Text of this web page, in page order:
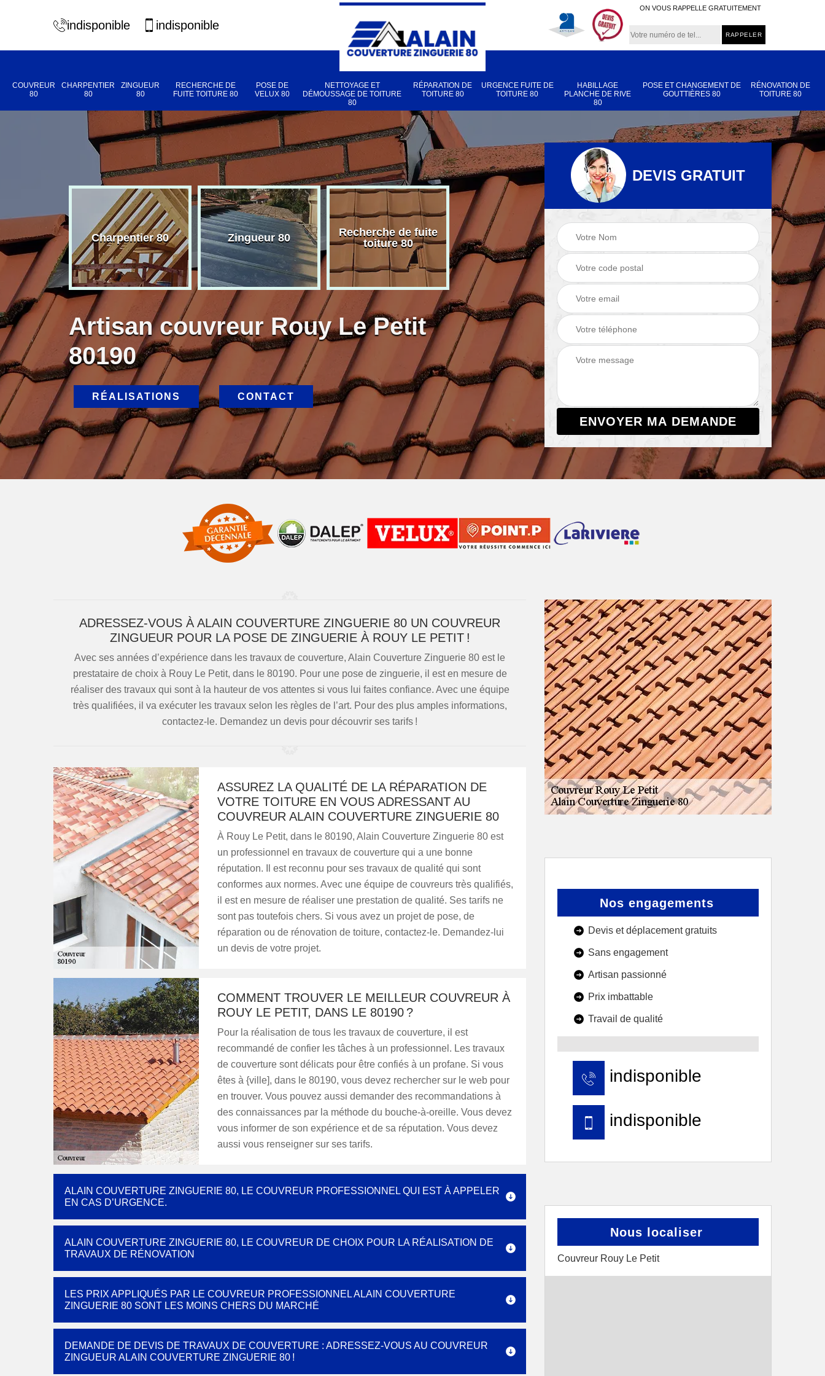
indisponible indisponible
ON VOUS RAPPELLE GRATUITEMENT
COUVREUR
80
CHARPENTIER
80
ZINGUEUR
80
RECHERCHE DE
FUITE TOITURE 80
POSE DE
VELUX 80
NETTOYAGE ET
DÉMOUSSAGE DE TOITURE
80
RÉPARATION DE
TOITURE 80
URGENCE FUITE DE
TOITURE 80
HABILLAGE
PLANCHE DE RIVE
80
POSE ET CHANGEMENT DE
GOUTTIÈRES 80
RÉNOVATION DE
TOITURE 80
80 Charpentier 80 Zingueur 80
Recherche de fuite
toiture 80
Pose de velux 80
Nettoyage et
démoussage de
toiture 80
Réparation de
toiture 80
Artisan couvreur Rouy Le Petit
80190
RÉALISATIONS CONTACT
DEVIS GRATUIT
ADRESSEZ-VOUS À ALAIN COUVERTURE ZINGUERIE 80 UN COUVREUR
ZINGUEUR POUR LA POSE DE ZINGUERIE À ROUY LE PETIT !
Avec ses années d’expérience dans les travaux de couverture, Alain Couverture Zinguerie 80 est le
prestataire de choix à Rouy Le Petit, dans le 80190. Pour une pose de zinguerie, il est en mesure de
réaliser des travaux qui sont à la hauteur de vos attentes si vous lui faites confiance. Avec une équipe
très qualifiées, il va exécuter les travaux selon les règles de l’art. Pour des plus amples informations,
contactez-le. Demandez un devis pour découvrir ses tarifs !
ASSUREZ LA QUALITÉ DE LA RÉPARATION DE
VOTRE TOITURE EN VOUS ADRESSANT AU
COUVREUR ALAIN COUVERTURE ZINGUERIE 80
À Rouy Le Petit, dans le 80190, Alain Couverture Zinguerie 80 est
un professionnel en travaux de couverture qui a une bonne
réputation. Il est reconnu pour ses travaux de qualité qui sont
conformes aux normes. Avec une équipe de couvreurs très qualifiés,
il est en mesure de réaliser une prestation de qualité. Ses tarifs ne
sont pas toutefois chers. Si vous avez un projet de pose, de
réparation ou de rénovation de toiture, contactez-le. Demandez-lui
un devis de votre projet.
COMMENT TROUVER LE MEILLEUR COUVREUR À
ROUY LE PETIT, DANS LE 80190 ?
Pour la réalisation de tous les travaux de couverture, il est
recommandé de confier les tâches à un professionnel. Les travaux
de couverture sont délicats pour être confiés à un profane. Si vous
êtes à {ville], dans le 80190, vous devez rechercher sur le web pour
en trouver. Vous pouvez aussi demander des recommandations à
des connaissances par la méthode du bouche-à-oreille. Vous devez
vous informer de son expérience et de sa réputation. Vous devez
aussi vous renseigner sur ses tarifs.
ALAIN COUVERTURE ZINGUERIE 80, LE COUVREUR PROFESSIONNEL QUI EST À APPELER
EN CAS D’URGENCE.
ALAIN COUVERTURE ZINGUERIE 80, LE COUVREUR DE CHOIX POUR LA RÉALISATION DE
TRAVAUX DE RÉNOVATION
LES PRIX APPLIQUÉS PAR LE COUVREUR PROFESSIONNEL ALAIN COUVERTURE
ZINGUERIE 80 SONT LES MOINS CHERS DU MARCHÉ
DEMANDE DE DEVIS DE TRAVAUX DE COUVERTURE : ADRESSEZ-VOUS AU COUVREUR
ZINGUEUR ALAIN COUVERTURE ZINGUERIE 80 !
Nos engagements
Devis et déplacement gratuits
Sans engagement
Artisan passionné
Prix imbattable
Travail de qualité
indisponible
indisponible
Nous localiser
Couvreur Rouy Le Petit